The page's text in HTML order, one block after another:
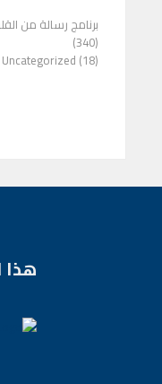
برنامج رسالة من
(340)
Uncategorized (18)